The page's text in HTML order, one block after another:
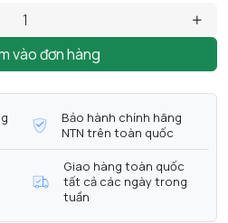
vào đơn hàng
Bảo hành chính hãng
NTN trên toàn quốc
Giao hàng toàn quốc
tất cả các ngày trong
tuần